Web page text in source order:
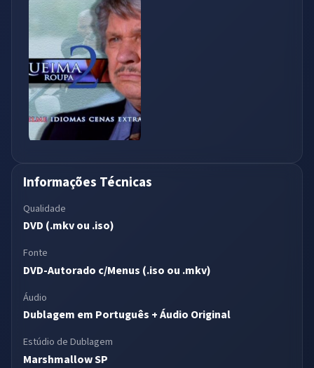
Informações Técnicas
Qualidade
DVD (.mkv ou .iso)
Fonte
DVD-Autorado c/Menus (.iso ou .mkv)
Áudio
Dublagem em Português + Áudio Original
Estúdio de Dublagem
Marshmallow SP